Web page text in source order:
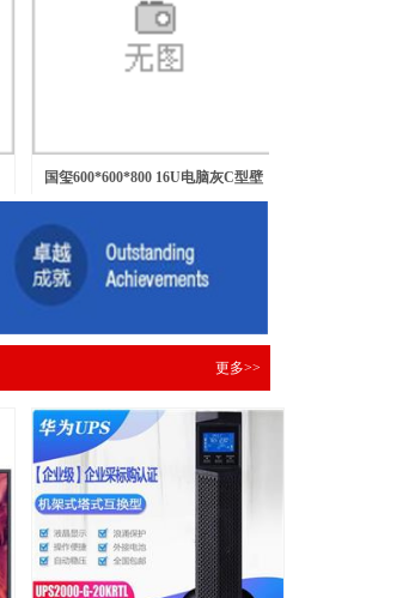
国玺600*600*800 16U电脑灰C型壁
挂网络机柜
更多>>